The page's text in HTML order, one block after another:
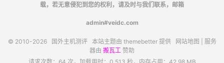
载，若无意侵犯到您的权利，请及时与我们联系，邮箱
admin#veidc.com
© 2010-2026 国外主机测评本站主题由 themebetter提供 网站地图 | 服务
器由 搬瓦工 赞助